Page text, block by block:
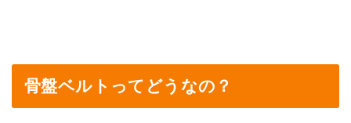
骨盤ベルトってどうなの？